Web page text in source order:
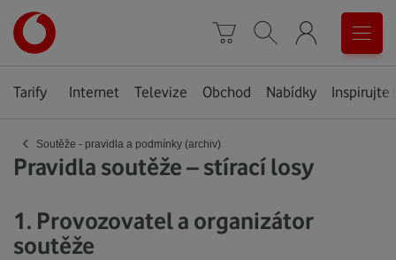
stránka
Košík
Vyhledávání
Menu
Tarify Internet Televize Obchod Nabídky Inspirujte
‹ Soutěže - pravidla a podmínky (archiv)
Pravidla soutěže – stírací losy
1. Provozovatel a organizátor
soutěže